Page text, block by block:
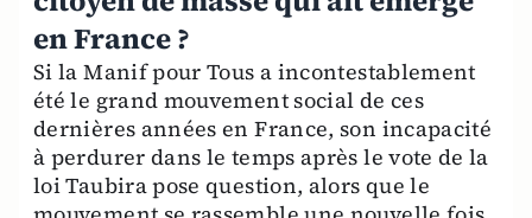
en France ?
Si la Manif pour Tous a incontestablement
été le grand mouvement social de ces
dernières années en France, son incapacité
à perdurer dans le temps après le vote de la
loi Taubira pose question, alors que le